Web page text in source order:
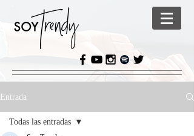
Entrada
Todas las entradas